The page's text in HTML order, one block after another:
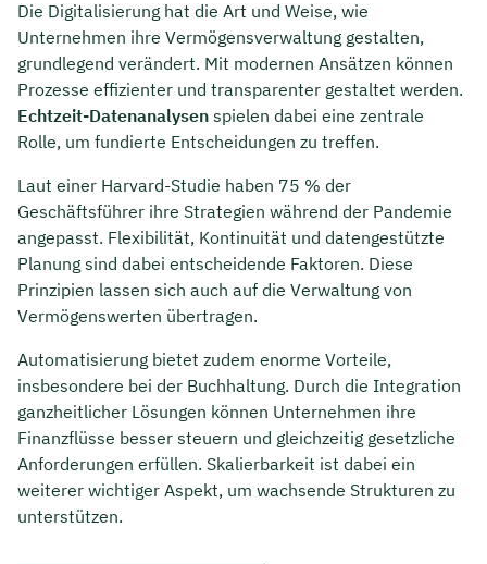
Über Uns
Kontakt
Die Digitalisierung hat die Art und Weise, wie
Unternehmen ihre Vermögensverwaltung gestalten,
grundlegend verändert. Mit modernen Ansätzen können
Prozesse effizienter und transparenter gestaltet werden.
Echtzeit-Datenanalysen spielen dabei eine zentrale
Rolle, um fundierte Entscheidungen zu treffen.
Laut einer Harvard-Studie haben 75 % der
Geschäftsführer ihre Strategien während der Pandemie
angepasst. Flexibilität, Kontinuität und datengestützte
Planung sind dabei entscheidende Faktoren. Diese
Prinzipien lassen sich auch auf die Verwaltung von
Vermögenswerten übertragen.
Automatisierung bietet zudem enorme Vorteile,
insbesondere bei der Buchhaltung. Durch die Integration
ganzheitlicher Lösungen können Unternehmen ihre
Finanzflüsse besser steuern und gleichzeitig gesetzliche
Anforderungen erfüllen. Skalierbarkeit ist dabei ein
weiterer wichtiger Aspekt, um wachsende Strukturen zu
unterstützen.